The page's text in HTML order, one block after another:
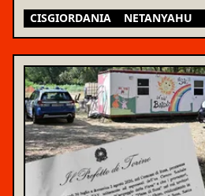
CISGIORDANIA NETANYAHU